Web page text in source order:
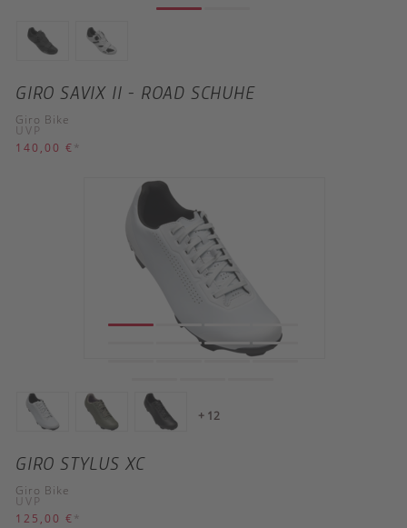
GIRO SAVIX II - ROAD SCHUHE
Giro Bike
UVP
140,00 € *
+ 12
GIRO STYLUS XC
Giro Bike
UVP
125,00 € *